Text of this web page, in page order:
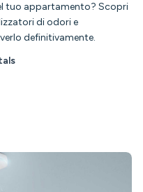
tuo appartamento? Scopri
di odori e
definitivamente.